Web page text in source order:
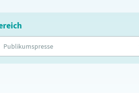
Publikumspresse